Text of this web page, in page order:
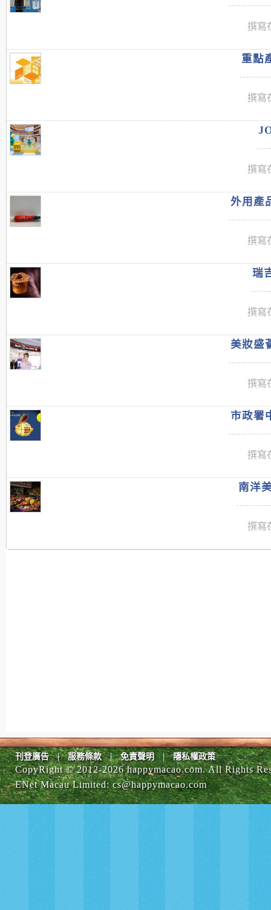
撰寫
重點
撰寫
撰寫
外用產
撰寫
瑞
撰寫
美妝盛
撰寫
市政署
撰寫
南洋
撰寫
刊登廣告 | 服務條款 | 免責聲明 | 隱私權政策
CopyRight © 2012-2026 happymacao.com. All Rights
ENet Macau Limited:cs@happymacao.com